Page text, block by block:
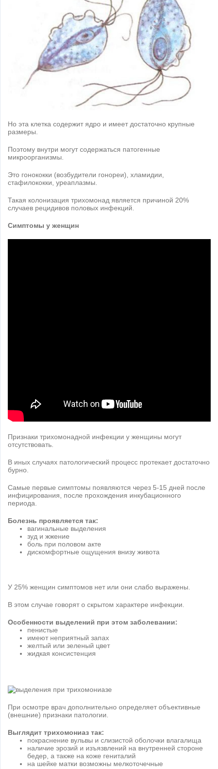
Но эта клетка содержит ядро и имеет достаточно крупные
размеры.
Поэтому внутри могут содержаться патогенные
микроорганизмы.
Это гонококки (возбудители гонореи), хламидии,
стафилококки, уреаплазмы.
Такая колонизация трихомонад является причиной 20%
случаев рецидивов половых инфекций.
Симптомы у женщин
Признаки трихомонадной инфекции у женщины могут
отсутствовать.
В иных случаях патологический процесс протекает достаточно
бурно.
Самые первые симптомы появляются через 5-15 дней после
инфицирования, после прохождения инкубационного
периода.
Болезнь проявляется так:
вагинальные выделения
зуд и жжение
боль при половом акте
дискомфортные ощущения внизу живота
У 25% женщин симптомов нет или они слабо выражены.
В этом случае говорят о скрытом характере инфекции.
Особенности выделений при этом заболевании:
пенистые
имеют неприятный запах
желтый или зеленый цвет
жидкая консистенция
При осмотре врач дополнительно определяет объективные
(внешние) признаки патологии.
Выглядит трихомониаз так:
покраснение вульвы и слизистой оболочки влагалища
наличие эрозий и изъязвлений на внутренней стороне
бедер, а также на коже гениталий
на шейке матки возможны мелкоточечные